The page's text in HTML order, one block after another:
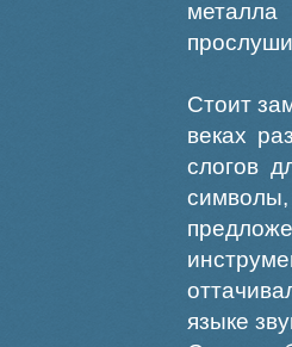
металла
Стоит
веках
слогов
языке